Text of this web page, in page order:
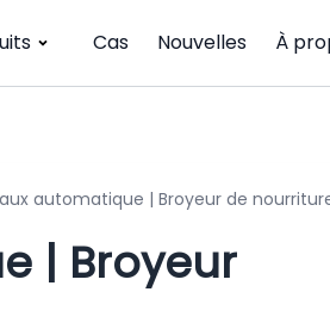
Cas Nouvelles À
automatique | Broyeur de
| Broyeur